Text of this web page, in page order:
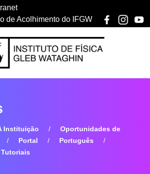
de Acolhimento do IFGW
Instituição
Oportunidades de
Portal
Português
Tutoriais